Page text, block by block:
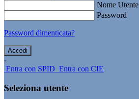
Nome Utente
Password
Password dimenticata?
-
Entra con SPID Entra con CIE
Seleziona utente